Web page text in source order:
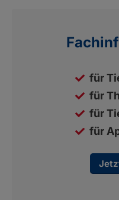
für
für
für
für